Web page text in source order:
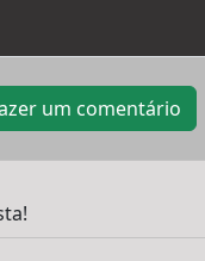
um comentário